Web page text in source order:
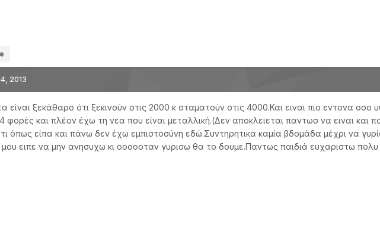
2013
είναι ξεκάθαρο ότι ξεκινούν στις 2000 κ σταματούν στις 4000.Και ειναι πιο εντονα
φορές και πλέον έχω τη νεα που είναι μεταλλική.(Δεν αποκλειεται παντωσ να ειναι και
όπως είπα και πάνω δεν έχω εμπιστοσύνη εδώ.Συντηρητικα καμία βδομάδα μέχρι να
ειπε να μην ανησυχω κι οοοοοταν γυρισω θα το δουμε.Παντως παιδιά ευχαριστω πολυ